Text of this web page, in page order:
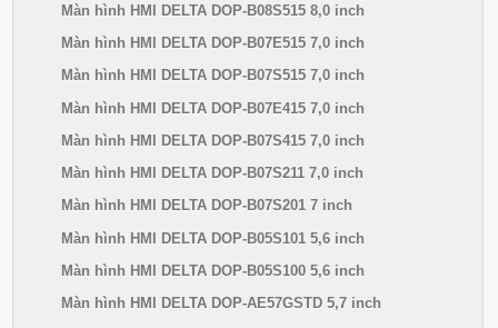
Màn hình HMI DELTA DOP-B08S515 8,0 inch
Màn hình HMI DELTA DOP-B07E515 7,0 inch
Màn hình HMI DELTA DOP-B07S515 7,0 inch
Màn hình HMI DELTA DOP-B07E415 7,0 inch
Màn hình HMI DELTA DOP-B07S415 7,0 inch
Màn hình HMI DELTA DOP-B07S211 7,0 inch
Màn hình HMI DELTA DOP-B07S201 7 inch
Màn hình HMI DELTA DOP-B05S101 5,6 inch
Màn hình HMI DELTA DOP-B05S100 5,6 inch
Màn hình HMI DELTA DOP-AE57GSTD 5,7 inch